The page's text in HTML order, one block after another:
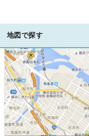
地図で探す